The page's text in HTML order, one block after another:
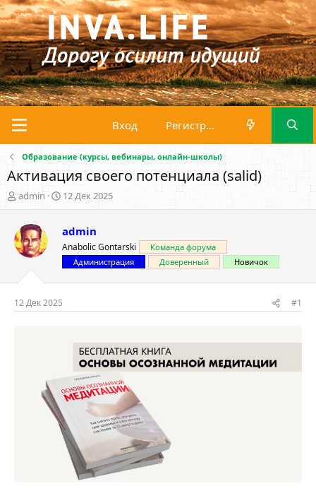
Вход Регистрация
Образование (курсы, вебинары, онлайн-школы)
Активация своего потенциала (salid)
А
в
о
р
т
м
ы
admin
Д
а
а
н
а
ч
а
а
12 Дек 2025
admin
Anabolic Gontarski
Команда форума
Администрация
Доверенный Новичок
12 Дек 2025 #1